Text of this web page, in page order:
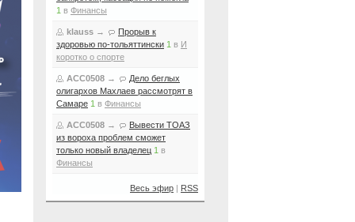
1 в Финансы
klauss →
Прорыв к
здоровью по-тольяттински 1 в И
коротко о спорте
ACC0508 →
Дело беглых
олигархов Махлаев рассмотрят в
Самаре 1 в Финансы
ACC0508 →
Вывести ТОАЗ
из вороха проблем сможет
только новый владелец 1 в
Финансы
Весь эфир | RSS